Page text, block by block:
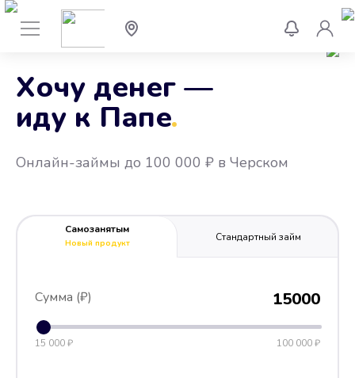
Хочу денег —
иду к Папе
.
Онлайн-займы до 100 000 ₽ в Черском
Самозанятым
Новый продукт
Стандартный займ
Сумма (₽) 15000
15 000 ₽ 100 000 ₽